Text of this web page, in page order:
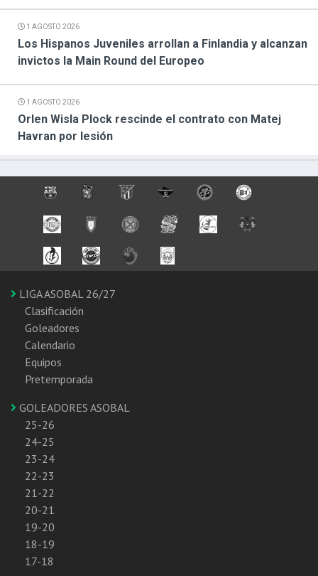
1 AGOSTO 2026
Los Hispanos Juveniles arrollan a Finlandia y alcanzan
invictos la Main Round del Europeo
1 AGOSTO 2026
Orlen Wisla Plock rescinde el contrato con Matej
Havran por lesión
LIGA ASOBAL 26/27
Clasificación
Goleadores
Calendario
Equipos
Pretemporada
GOLEADORES ASOBAL
25-26
24-25
23-24
22-23
21-22
20-21
19-20
18-19
17-18